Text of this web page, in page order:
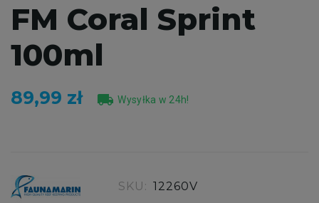
FM Coral Sprint
100ml
89,99 zł local_shipping Wysyłka w 24h!
SKU: 12260V